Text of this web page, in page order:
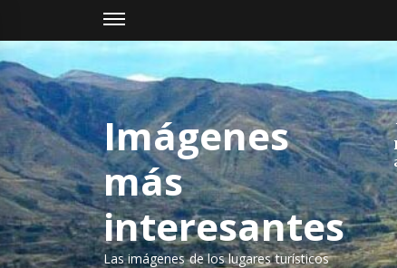
contenido
Imágenes
más
interesantes
Las imágenes de los lugares turísticos